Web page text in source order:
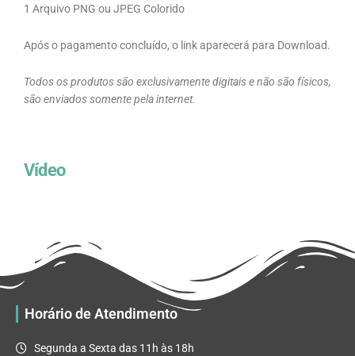
1 Arquivo PNG ou JPEG Colorido
Após o pagamento concluído, o link aparecerá para Download.
Todos os produtos são exclusivamente digitais e não são físicos,
são enviados somente pela internet.
Vídeo
Horário de Atendimento
Segunda a Sexta das 11h às 18h